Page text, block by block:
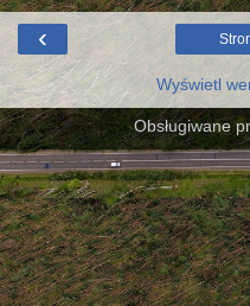
‹
Wyświetl
Obsługiwane